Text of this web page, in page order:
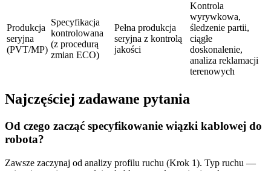
Produkcja
seryjna
(PVT/MP)
Specyfikacja
kontrolowana
(z procedurą
zmian ECO)
Pełna produkcja
seryjna z kontrolą
jakości
Kontrola
wyrywkowa,
śledzenie partii,
ciągłe
doskonalenie,
analiza reklamacji
terenowych
Najczęściej zadawane pytania
Od czego zacząć specyfikowanie wiązki kablowej do
robota?
Zawsze zaczynaj od analizy profilu ruchu (Krok 1). Typ ruchu —